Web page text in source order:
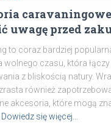
uwagę przed
to coraz bardziej
wolnego czasu, która
z bliskością natury.
również
akcesoria, które mogą
Dowiedz się więcej…